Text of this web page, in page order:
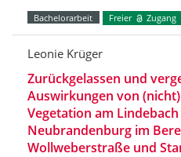
Bachelorarbeit Freier Zugang
Leonie Krüger
Zurückgelassen und
Auswirkungen von
Vegetation am
Neubrandenburg im
Wollweberstraße und